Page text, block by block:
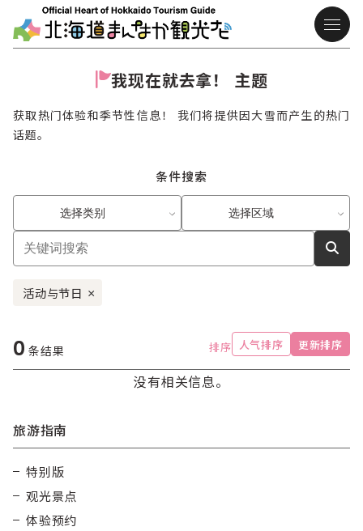
我现在就去拿！ 主题
获取热门体验和季节性信息！ 我们将提供因大雪而产生的热门
话题。
条件搜索
选择类别 选择区域
活动与节日 ×
0 条结果 排序 人气排序 更新排序
没有相关信息。
旅游指南
特别版
观光景点
体验预约